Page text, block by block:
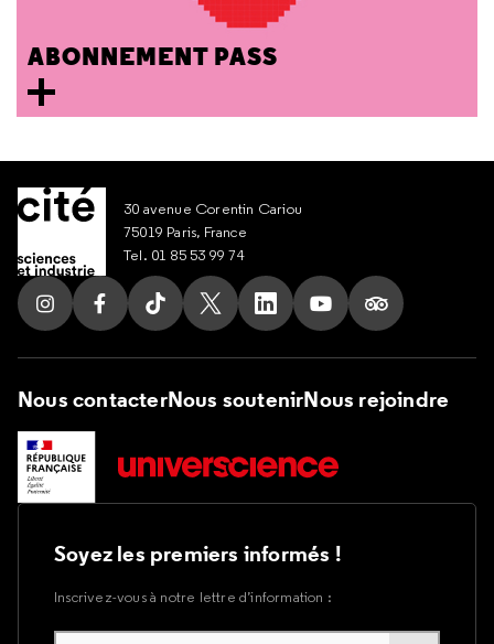
ABONNEMENT PASS
30 avenue Corentin Cariou
75019 Paris, France
Tel. 01 85 53 99 74
Suivez nous sur Instagram
Suivez nous sur Facebook
Suivez nous sur Tik Tok
Suivez nous sur X
Suivez nous sur LinkedIn
Suivez nous sur
Suivez nous
Nous contacterNous soutenirNous rejoindre
Soyez les premiers informés !
Inscrivez-vous à notre lettre d’information :